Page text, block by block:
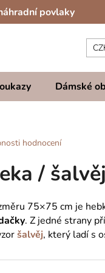
povlaky
Dámské
hodnocení
/ šalvěj
75×75 cm je
. Z jedné strany
šalvěj, který ladí s